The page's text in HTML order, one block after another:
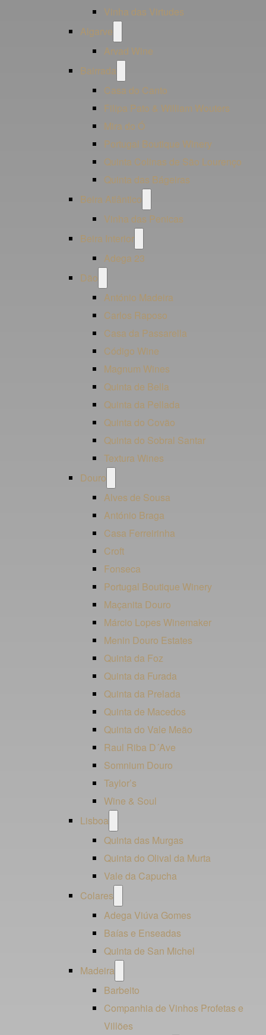
Vinha das Virtudes
Algarve
menu
Arvad Wine
Bairrada
menu
Casa do Canto
Filipa Pato & William Wouters
Mira do Ó
Portugal Boutique Winery
Quinta Colinas de São Lourenço
Quinta das Bágeiras
Beira Atlântico
menu
Vinha das Penicas
Beira Interior
menu
Adega 23
Dão
menu
António Madeira
Carlos Raposo
Casa da Passarella
Código Wine
Magnum Wines
Quinta de Bella
Quinta da Pellada
Quinta do Covão
Quinta do Sobral Santar
Textura Wines
Douro
menu
Alves de Sousa
António Braga
Casa Ferreirinha
Croft
Fonseca
Portugal Boutique Winery
Maçanita Douro
Márcio Lopes Winemaker
Menin Douro Estates
Quinta da Foz
Quinta da Furada
Quinta da Prelada
Quinta de Macedos
Quinta do Vale Meão
Raul Riba D´Ave
Somnium Douro
Taylor’s
Wine & Soul
Lisboa
menu
Quinta das Murgas
Quinta do Olival da Murta
Vale da Capucha
Colares
menu
Adega Viúva Gomes
Baías e Enseadas
Quinta de San Michel
Madeira
menu
Barbeito
Companhia de Vinhos Profetas e
Villões